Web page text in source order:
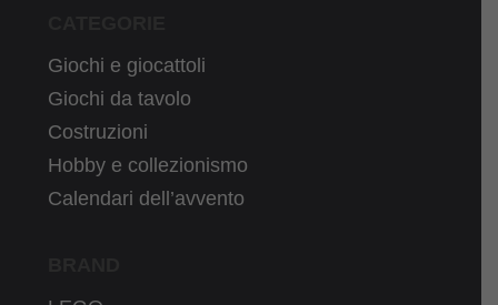
Giochi e giocattoli
Giochi da tavolo
Costruzioni
Hobby e collezionismo
Calendari dell’avvento